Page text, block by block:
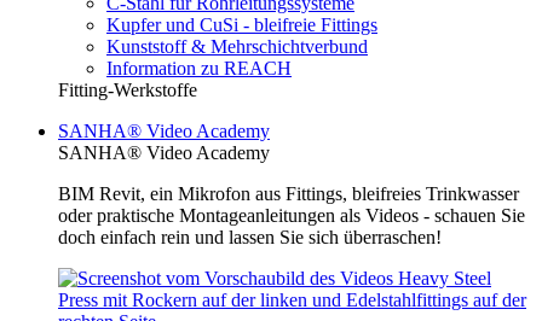
Kupfer und CuSi - bleifreie Fittings
Kunststoff & Mehrschichtverbund
Information zu REACH
Fitting-Werkstoffe
SANHA® Video Academy
SANHA® Video Academy
BIM Revit, ein Mikrofon aus Fittings, bleifreies Trinkwasser
oder praktische Montageanleitungen als Videos - schauen Sie
doch einfach rein und lassen Sie sich überraschen!